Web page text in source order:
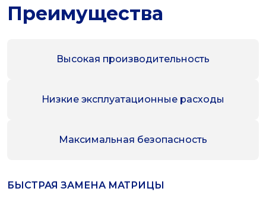
Преимущества
Высокая производительность
Низкие эксплуатационные расходы
Максимальная безопасность
БЫСТРАЯ ЗАМЕНА МАТРИЦЫ